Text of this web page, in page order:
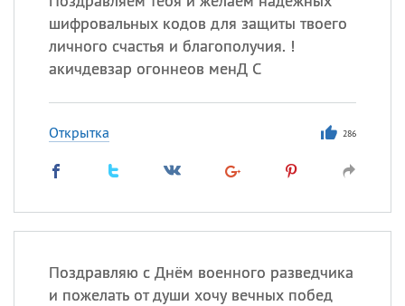
шифровальных кодов для защиты твоего
личного счастья и благополучия. !
акичдевзар огоннеов менД С
Открытка 286
Поздравляю с Днём военного разведчика
и пожелать от души хочу вечных побед